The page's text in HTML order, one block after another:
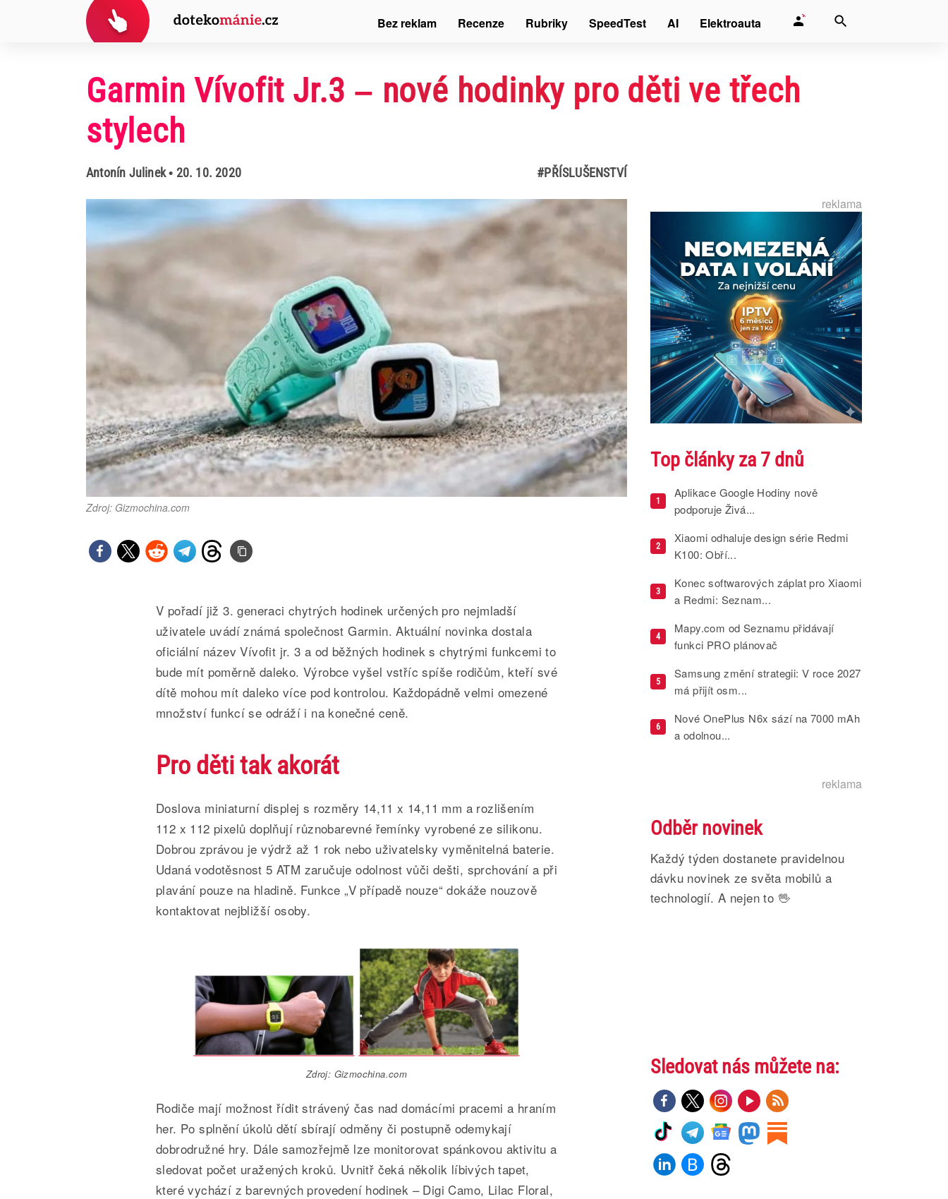
Garmin Vívofit Jr.3 – nové hodinky pro děti ve třech
stylech
Antonín Julinek• 20. 10. 2020 #PŘÍSLUŠENSTVÍ
Zdroj: Gizmochina.com
V pořadí již 3. generaci chytrých hodinek určených pro nejmladší
uživatele uvádí známá společnost Garmin. Aktuální novinka dostala
oficiální název Vívofit jr. 3 a od běžných hodinek s chytrými funkcemi to
bude mít poměrně daleko. Výrobce vyšel vstříc spíše rodičům, kteří své
dítě mohou mít daleko více pod kontrolou. Každopádně velmi omezené
množství funkcí se odráží i na konečné ceně.
Pro děti tak akorát
Doslova miniaturní displej s rozměry 14,11 x 14,11 mm a rozlišením
112 x 112 pixelů doplňují různobarevné řemínky vyrobené ze silikonu.
Dobrou zprávou je výdrž až 1 rok nebo uživatelsky vyměnitelná baterie.
Udaná vodotěsnost 5 ATM zaručuje odolnost vůči dešti, sprchování a při
plavání pouze na hladině. Funkce „V případě nouze“ dokáže nouzově
kontaktovat nejbližší osoby.
Zdroj: Gizmochina.com
Rodiče mají možnost řídit strávený čas nad domácími pracemi a hraním
her. Po splnění úkolů dětí sbírají odměny či postupně odemykají
dobrodružné hry. Dále samozřejmě lze monitorovat spánkovou aktivitu a
sledovat počet uražených kroků. Uvnitř čeká několik líbivých tapet,
které vychází z barevných provedení hodinek – Digi Camo, Lilac Floral,
reklama
Top články za 7 dnů
1
Aplikace Google Hodiny nově
podporuje Živá...
2
Xiaomi odhaluje design série Redmi
K100: Obří...
3
Konec softwarových záplat pro Xiaomi
a Redmi: Seznam...
4
Mapy.com od Seznamu přidávají
funkci PRO plánovač
5
Samsung změní strategii: V roce 2027
má přijít osm...
6
Nové OnePlus N6x sází na 7000 mAh
a odolnou...
reklama
Odběr novinek
Každý týden dostanete pravidelnou
dávku novinek ze světa mobilů a
technologií. A nejen to 🖖
Sledovat nás můžete na:
Bez reklam Recenze Rubriky SpeedTest AI Elektroauta